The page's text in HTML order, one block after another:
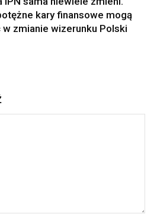
kary finansowe mogą
w zmianie wizerunku Polski